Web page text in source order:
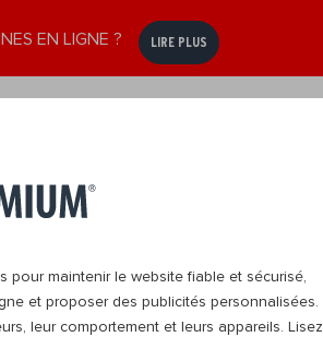
pour maintenir le website fiable et sécurisé,
et proposer des publicités personnalisées.
leur comportement et leurs appareils. Lisez
EN LIGNE ? LIRE PLUS